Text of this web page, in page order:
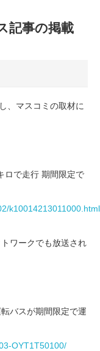
記事の掲載
、マスコミの取材に
ロで走行 期間限定で
k10014213011000.html
ワークでも放送され
バスが期間限定で運
OYT1T50100/